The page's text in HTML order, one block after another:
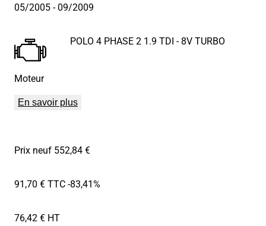
05/2005- 09/2009
Moteur
POLO 4 PHASE 2 1.9 TDI - 8V TURBO
En savoir plus
Prix neuf 552,84 €
91,70 € TTC-83,41%
76,42 € HT